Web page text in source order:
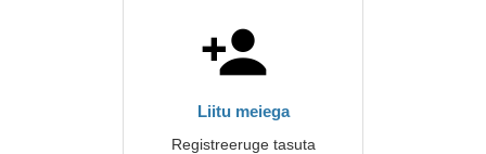
Liitu meiega
Registreeruge tasuta